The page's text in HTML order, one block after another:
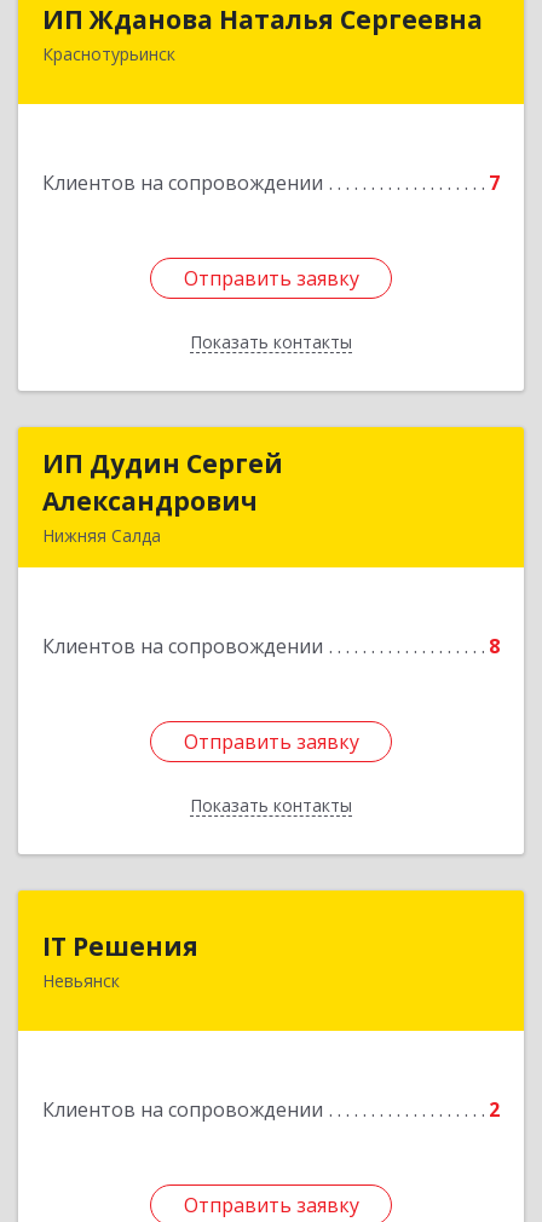
ИП Жданова Наталья Сергеевна
Краснотурьинск
Клиентов на сопровождении 7
Отправить заявку
Показать контакты
Отправить заявку
Назад
ИП Дудин Сергей
Александрович
Нижняя Салда
Клиентов на сопровождении 8
Отправить заявку
Показать контакты
ИП Дудин Сергей
Подробнее
Отправить заявку
Назад
IT Решения
Невьянск
Клиентов на сопровождении 2
Отправить заявку
Отправить заявку